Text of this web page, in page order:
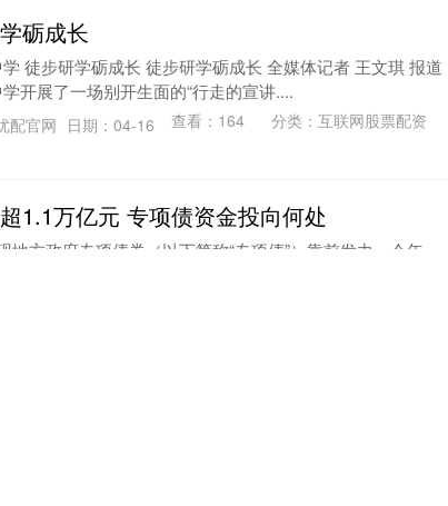
砺成长
徒步研学砺成长 徒步研学砺成长 全媒体记者 王文琪 报道
开展了一场别开生面的“行走的宣讲....
配官网 日期：04-16 查看： 164 分类： 互联网股票配资
1.1万亿元 专项债资金投向何处
方政府专项债券（以下简称“专项债”）靠前发力，今年一